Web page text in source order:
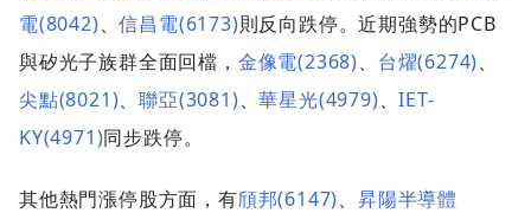
電(8042)、信昌電(6173)則反向跌停。近期強勢的PCB
與矽光子族群全面回檔， 金像電(2368)、 台燿(6274)、
尖點(8021)、聯亞(3081)、華星光(4979)、IET-
KY(4971)同步跌停。
其他熱門漲停股方面，有頎邦(6147)、昇陽半導體